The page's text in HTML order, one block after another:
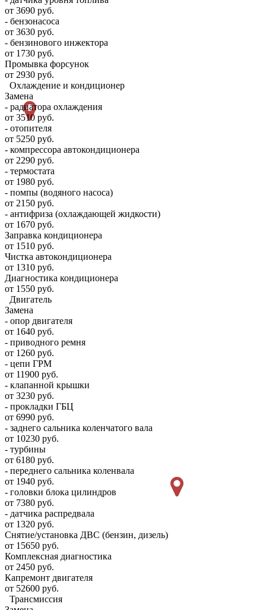
от 3690 руб.
- бензонасоса
от 3630 руб.
- бензинового инжектора
от 1730 руб.
Промывка форсунок
от 2930 руб.
Охлаждение и кондиционер
Замена
- радиатора охлаждения
от 3510 руб.
- отопителя
от 5250 руб.
- компрессора автокондиционера
от 2290 руб.
- термостата
от 1980 руб.
- помпы (водяного насоса)
от 2150 руб.
- антифриза (охлаждающей жидкости)
от 1670 руб.
Заправка кондиционера
от 1510 руб.
Чистка автокондиционера
от 1310 руб.
Диагностика кондиционера
от 1550 руб.
Двигатель
Замена
- опор двигателя
от 1640 руб.
- приводного ремня
от 1260 руб.
- цепи ГРМ
от 11900 руб.
- клапанной крышки
от 3230 руб.
- прокладки ГБЦ
от 6990 руб.
- заднего сальника коленчатого вала
от 10230 руб.
- турбины
от 6180 руб.
- переднего сальника коленвала
от 1940 руб.
- головки блока цилиндров
от 7380 руб.
- датчика распредвала
от 1320 руб.
Снятие/установка ДВС (бензин, дизель)
от 15650 руб.
Комплексная диагностика
от 2450 руб.
Капремонт двигателя
от 52600 руб.
Трансмиссия